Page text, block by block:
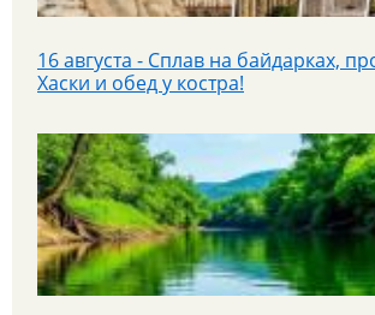
С 16 по 20 июля в Казань и
автобусе в тур "Республики без
16 августа - Сплав на байдарках,
Хаски и обед у костра!